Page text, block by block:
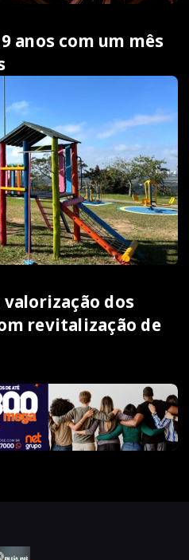
anos com um mês
valorização dos
revitalização de